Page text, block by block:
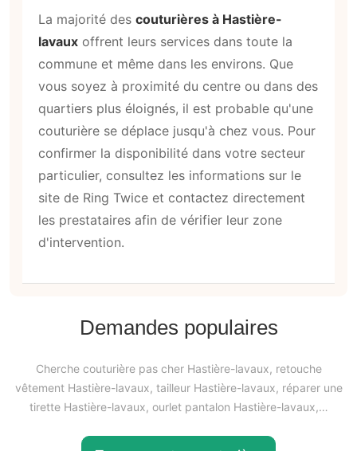
La majorité des couturières à Hastière-
lavaux offrent leurs services dans toute la
commune et même dans les environs. Que
vous soyez à proximité du centre ou dans des
quartiers plus éloignés, il est probable qu'une
couturière se déplace jusqu'à chez vous. Pour
confirmer la disponibilité dans votre secteur
particulier, consultez les informations sur le
site de Ring Twice et contactez directement
les prestataires afin de vérifier leur zone
d'intervention.
Demandes populaires
Cherche couturière pas cher Hastière-lavaux, retouche
vêtement Hastière-lavaux, tailleur Hastière-lavaux, réparer une
tirette Hastière-lavaux, ourlet pantalon Hastière-lavaux,…